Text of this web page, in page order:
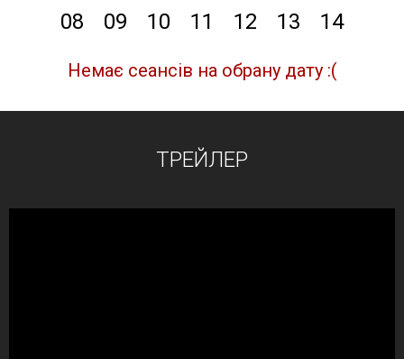
08
09 10 11 12 13 14
Немає сеансів на обрану дату :(
ТРЕЙЛЕР